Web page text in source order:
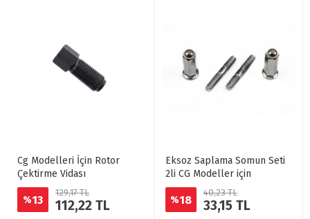
Cg Modelleri İçin Rotor
Çektirme Vidası
%13
129,17 TL
112,22 TL
Eksoz Saplama Somun Seti
2li CG Modeller için
%18
40,23 TL
33,15 TL